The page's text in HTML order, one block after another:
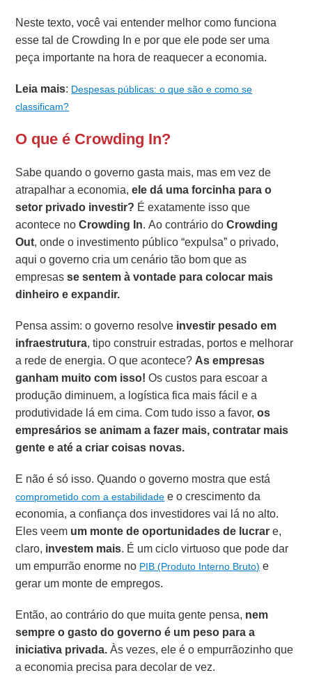
Neste texto, você vai entender melhor como funciona
esse tal de Crowding In e por que ele pode ser uma
peça importante na hora de reaquecer a economia.
Leia mais: Despesas públicas: o que são e como se
classificam?
O que é Crowding In?
Sabe quando o governo gasta mais, mas em vez de
atrapalhar a economia,ele dá uma forcinha para o
setor privado investir? É exatamente isso que
acontece noCrowding In. Ao contrário doCrowding
Out, onde o investimento público “expulsa” o privado,
aqui o governo cria um cenário tão bom que as
empresasse sentem à vontade para colocar mais
dinheiro e expandir.
Pensa assim: o governo resolve investir pesado em
infraestrutura, tipo construir estradas, portos e melhorar
a rede de energia. O que acontece?As empresas
ganham muito com isso! Os custos para escoar a
produção diminuem, a logística fica mais fácil e a
produtividade lá em cima. Com tudo isso a favor,os
empresários se animam a fazer mais, contratar mais
gente e até a criar coisas novas.
E não é só isso. Quando o governo mostra que está
comprometido com a estabilidade e o crescimento da
economia, a confiança dos investidores vai lá no alto.
Eles veem um monte de oportunidades de lucrare,
claro, investem mais. É um ciclo virtuoso que pode dar
um empurrão enorme no PIB (Produto Interno Bruto) e
gerar um monte de empregos.
Então, ao contrário do que muita gente pensa, nem
sempre o gasto do governo é um peso para a
iniciativa privada.Às vezes, ele é o empurrãozinho que
a economia precisa para decolar de vez.